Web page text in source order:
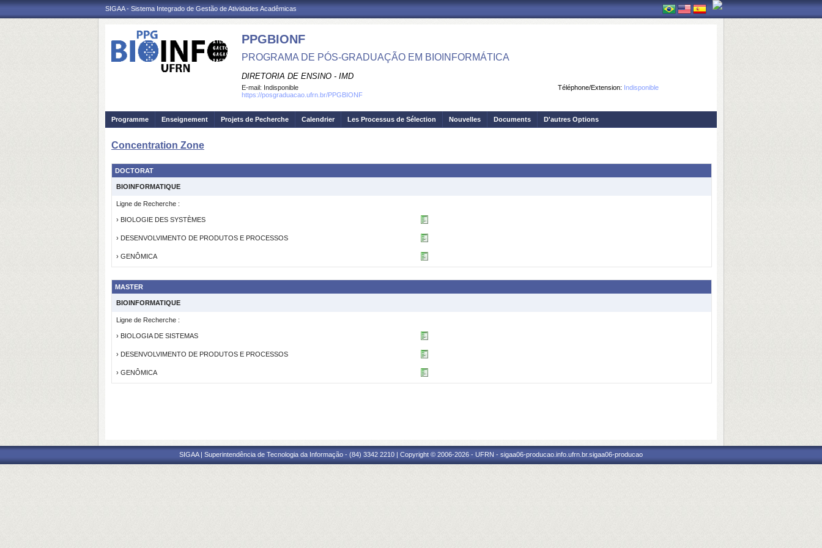
SIGAA - Sistema Integrado de Gestão de Atividades Acadêmicas
PPGBIONF
PROGRAMA DE PÓS-GRADUAÇÃO EM BIOINFORMÁTICA
DIRETORIA DE ENSINO - IMD
Téléphone/Extension: Indisponible
E-mail: Indisponible
https://posgraduacao.ufrn.br/PPGBIONF
Programme Enseignement Projets de Pecherche Calendrier Les Processus de Sélection Nouvelles Documents D'autres Options
Concentration Zone
DOCTORAT
BIOINFORMATIQUE
Ligne de Recherche :
› BIOLOGIE DES SYSTÈMES
› DESENVOLVIMENTO DE PRODUTOS E PROCESSOS
› GENÔMICA
MASTER
BIOINFORMATIQUE
Ligne de Recherche :
› BIOLOGIA DE SISTEMAS
› DESENVOLVIMENTO DE PRODUTOS E PROCESSOS
› GENÔMICA
SIGAA | Superintendência de Tecnologia da Informação - (84) 3342 2210 | Copyright © 2006-2026 - UFRN - sigaa06-producao.info.ufrn.br.sigaa06-producao